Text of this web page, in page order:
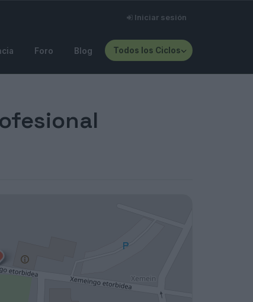
Iniciar sesión
Foro Blog Todos los Ciclos